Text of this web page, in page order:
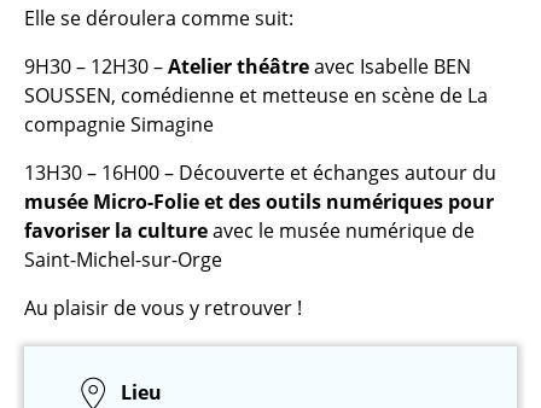
Elle se déroulera comme suit:
9H30 – 12H30 –Atelier théâtreavec Isabelle BEN
SOUSSEN, comédienne et metteuse en scène de La
compagnie Simagine
13H30 – 16H00 – Découverte et échanges autour du
musée Micro-Folie et des outils numériques pour
favoriser la cultureavec le musée numérique de
Saint-Michel-sur-Orge
Au plaisir de vous y retrouver !
Lieu